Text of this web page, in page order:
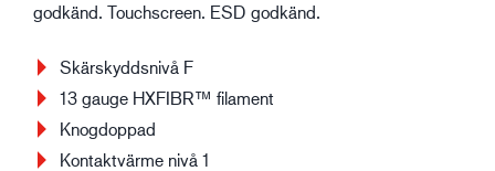
godkänd. Touchscreen. ESD godkänd.
Skärskyddsnivå F
13 gauge HXFIBR™ filament
Knogdoppad
Kontaktvärme nivå 1